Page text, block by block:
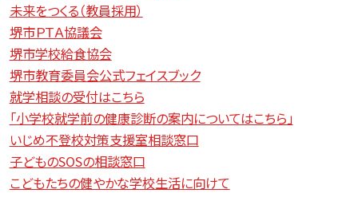
未来をつくる（教員採用）
堺市ＰＴＡ協議会
堺市学校給食協会
堺市教育委員会公式フェイスブック
就学相談の受付はこちら
「小学校就学前の健康診断の案内についてはこちら」
いじめ不登校対策支援室相談窓口
子どものSOSの相談窓口
こどもたちの健やかな学校生活に向けて